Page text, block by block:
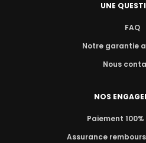
UNE
FAQ
Notre garantie
Nous
NOS
Paiement
Assurance